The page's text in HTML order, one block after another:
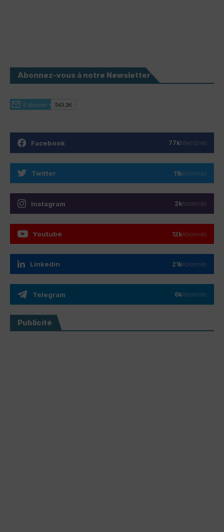
Abonnez-vous à notre Newsletter
Facebook 77kMembres
Twitter 11kAbonnés
Instagram 2kAbonnés
Youtube 12kAbonnés
Linkedin 21kAbonnés
Telegram 6kAbonnés
Publicité